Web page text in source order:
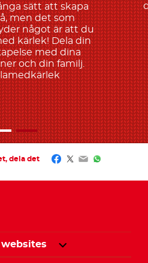
sätt att skapa
men det som
något är att du
kärlek! Dela din
med dina
och din familj.
dela det Facebook
Twitter
EmailWhatsApp
websites